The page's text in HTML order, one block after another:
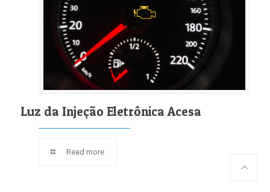
Luz da Injeção Eletrônica Acesa
Read more